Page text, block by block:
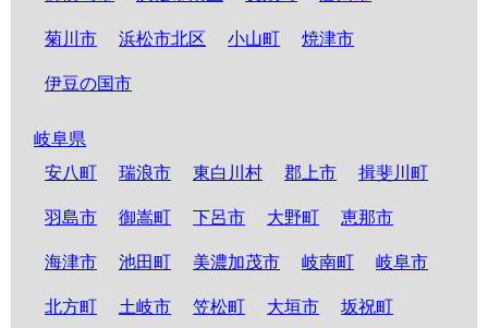
菊川市 浜松市北区 小山町 焼津市
伊豆の国市
岐阜県
安八町
瑞浪市 東白川村 郡上市 揖斐川町
羽島市 御嵩町 下呂市 大野町 恵那市
海津市 池田町 美濃加茂市 岐南町 岐阜市
北方町 土岐市 笠松町 大垣市 坂祝町